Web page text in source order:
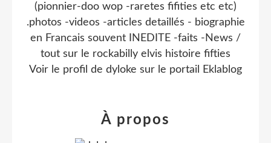
(pionnier-doo wop -raretes fifities etc etc)
.photos -videos -articles detaillés - biographie
en Francais souvent INEDITE -faits -News /
tout sur le rockabilly elvis histoire fifties
Voir le profil de dyloke sur le portail Eklablog
À propos